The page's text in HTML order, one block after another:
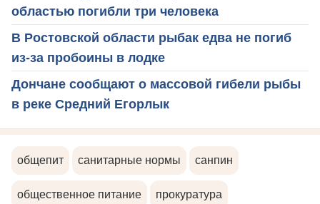
областью погибли три человека
В Ростовской области рыбак едва не погиб
из-за пробоины в лодке
Дончане сообщают о массовой гибели рыбы
в реке Средний Егорлык
общепит санитарные нормы санпин
общественное питание прокуратура